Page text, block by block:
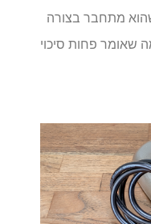
מתחבר בצורה
שאומר פחות סיכוי